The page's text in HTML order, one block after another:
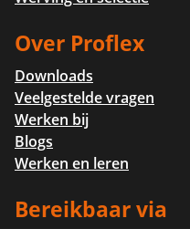
Over Proflex
Downloads
Veelgestelde vragen
Werken bij
Blogs
Werken en leren
Bereikbaar via